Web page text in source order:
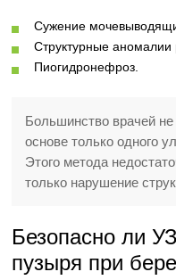
Сужение
Структурные аномалии
Пиогидронефроз.
Большинство врачей не
основе только одного
Этого метода
только нарушение
Безопасно ли
пузыря при